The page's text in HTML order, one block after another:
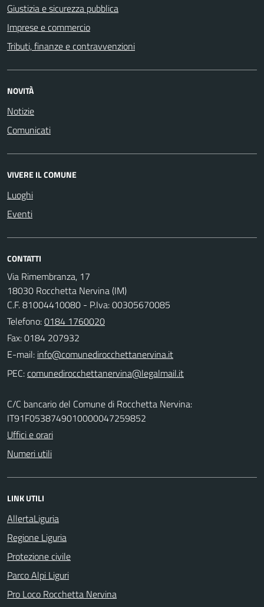
Giustizia e sicurezza pubblica
Imprese e commercio
Tributi, finanze e contravvenzioni
NOVITÀ
Notizie
Comunicati
VIVERE IL COMUNE
Luoghi
Eventi
CONTATTI
Via Rimembranza, 17
18030 Rocchetta Nervina (IM)
C.F. 81004410080 - P.Iva: 00305670085
Telefono:0184 1760020
Fax: 0184 207932
E-mail:
PEC:
C/C bancario del Comune di Rocchetta Nervina:
IT91F0538749010000047259852
Uffici e orari
Numeri utili
LINK UTILI
AllertaLiguria
Regione Liguria
Protezione civile
Parco Alpi Liguri
Pro Loco Rocchetta Nervina